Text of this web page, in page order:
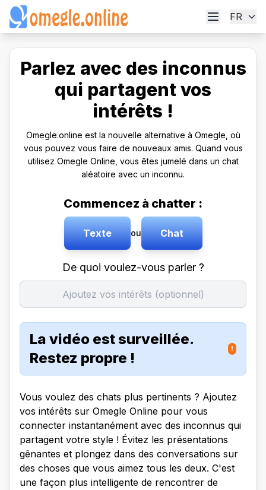
FR
Parlez avec des inconnus
qui partagent vos
intérêts !
Omegle.online est la nouvelle alternative à Omegle, où
vous pouvez vous faire de nouveaux amis. Quand vous
utilisez Omegle Online, vous êtes jumelé dans un chat
aléatoire avec un inconnu.
Commencez à chatter :
Texte ou Chat
De quoi voulez-vous parler ?
La vidéo est surveillée.
Restez propre !
!
Vous voulez des chats plus pertinents ? Ajoutez
vos intérêts sur Omegle Online pour vous
connecter instantanément avec des inconnus qui
partagent votre style ! Évitez les présentations
gênantes et plongez dans des conversations sur
des choses que vous aimez tous les deux. C'est
une façon plus intelligente de rencontrer de